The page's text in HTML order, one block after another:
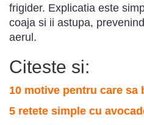
frigider. Explicatia este
coaja si ii astupa,
aerul.
Citeste si:
10 motive pentru care sa
5 retete simple cu